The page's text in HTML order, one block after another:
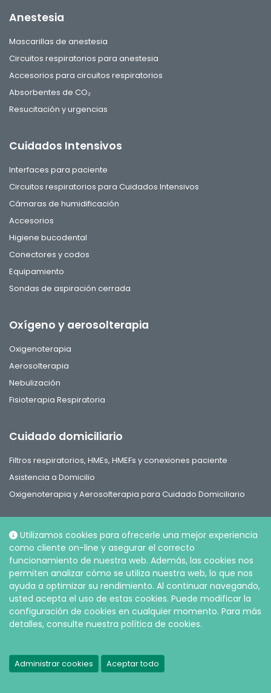
Utilizamos cookies para ofrecerle una mejor experiencia
como cliente on-line y asegurar el correcto
funcionamiento de nuestra web. Además, las cookies nos
permiten analizar cómo se utiliza nuestra web, lo que nos
ayuda a optimizar su rendimiento. Al continuar navegando,
usted acepta el uso de estas cookies. Puede modificar la
configuración de cookies en cualquier momento. Para más
detalles, consulte nuestra política de cookies.
Administrar cookies Aceptar todo
Anestesia
Mascarillas de anestesia
Circuitos respiratorios para anestesia
Accesorios para circuitos respiratorios
Absorbentes de CO₂
Resucitación y urgencias
Cuidados Intensivos
Interfaces para paciente
Circuitos respiratorios para Cuidados Intensivos
Cámaras de humidificación
Accesorios
Higiene bucodental
Conectores y codos
Equipamiento
Sondas de aspiración cerrada
Oxígeno y aerosolterapia
Oxigenoterapia
Aerosolterapia
Nebulización
Fisioterapia Respiratoria
Cuidado domiciliario
Filtros respiratorios, HMEs, HMEFs y conexiones paciente
Asistencia a Domicilio
Oxigenoterapia y Aerosolterapia para Cuidado Domiciliario
Social
© Intersurgical S.L.U, 2026 |Política de Privacidad y Cookies